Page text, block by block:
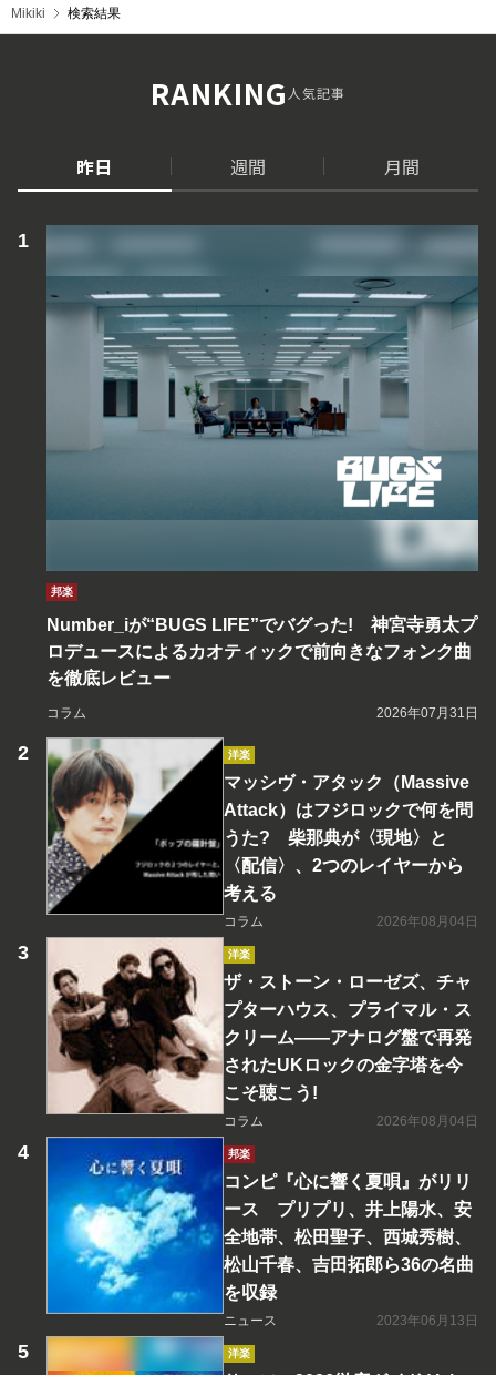
Mikiki 検索結果
RANKING人気記事
昨日 週間 月間
邦楽
Number_iが“BUGS LIFE”でバグった! 神宮寺勇太プ
ロデュースによるカオティックで前向きなフォンク曲
を徹底レビュー
コラム 2026年07月31日
洋楽
マッシヴ・アタック（Massive
Attack）はフジロックで何を問
うた? 柴那典が〈現地〉と
〈配信〉、2つのレイヤーから
考える
コラム 2026年08月04日
洋楽
ザ・ストーン・ローゼズ、チャ
プターハウス、プライマル・ス
クリーム――アナログ盤で再発
されたUKロックの金字塔を今
こそ聴こう!
コラム 2026年08月04日
邦楽
コンピ『心に響く夏唄』がリリ
ース プリプリ、井上陽水、安
全地帯、松田聖子、西城秀樹、
松山千春、吉田拓郎ら36の名曲
を収録
ニュース 2023年06月13日
洋楽